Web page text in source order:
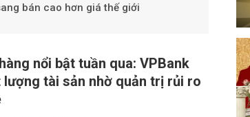
bán cao hơn giá thế giới
nổi bật tuần qua: VPBank
lượng tài sản nhờ quản trị rủi ro